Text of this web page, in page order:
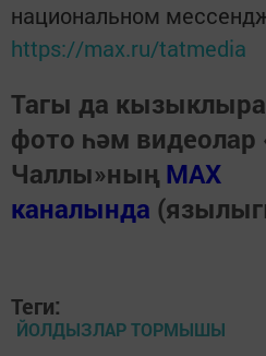
национальном
https://max.ru/tatmedia
Тагы да
фото һәм
Чаллы»ның MAX
каналында
Теги:
ЙОЛДЫЗЛАР ТОРМЫШЫ